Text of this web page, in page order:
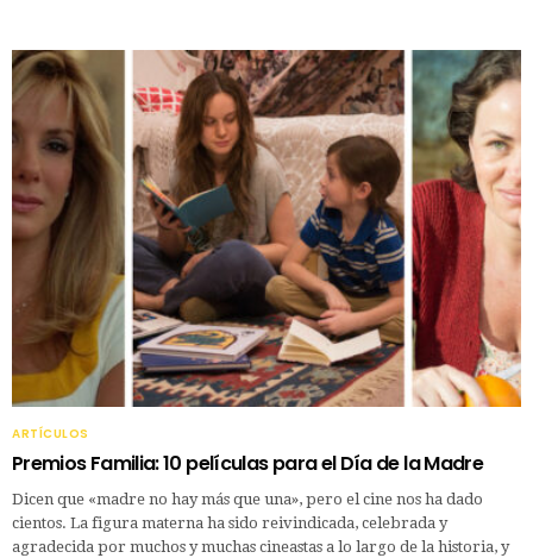
ARTÍCULOS
Premios Familia: 10 películas para el Día de la Madre
Dicen que «madre no hay más que una», pero el cine nos ha dado
cientos. La figura materna ha sido reivindicada, celebrada y
agradecida por muchos y muchas cineastas a lo largo de la historia, y